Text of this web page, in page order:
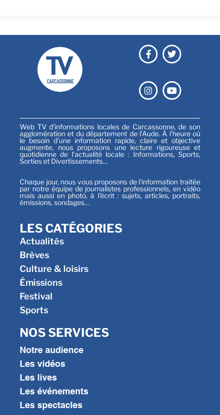
Web TV d’informations locales de Carcassonne, de son
agglomération et du département de l’Aude. À l’heure où
le besoin d’une information rapide, claire et objective
augmente, nous proposons une lecture rigoureuse et
quotidienne de l’actualité locale : Informations, Sports,
Sorties et Divertissements…
Chaque jour, nous vous proposons de l’information traitée
par notre équipe de journalistes professionnels, en vidéo
mais aussi en photo, à l’écrit : sujets, articles, portraits,
émissions, sondages…
LES CATÉGORIES
Actualités
Brèves
Culture & loisirs
Émissions
Festival
Sports
NOS SERVICES
Notre audience
Les vidéos
Les lives
Les événements
Les spectacles